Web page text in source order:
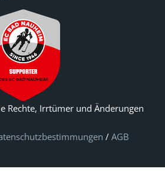
Rechte, Irrtümer und Änderungen
/ AGB